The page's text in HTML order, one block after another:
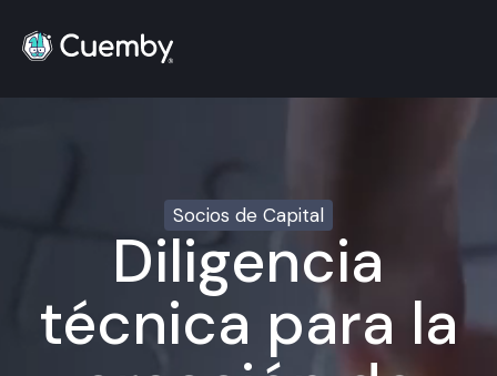
Socios de Capital
Diligencia
técnica para la